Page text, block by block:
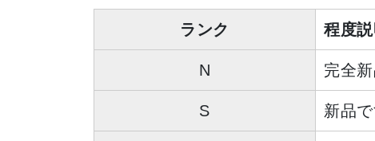
ランク 程度説
N 完全
S 新品